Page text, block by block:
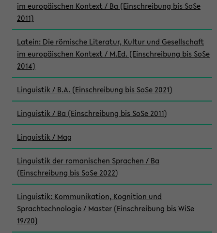
im europäischen Kontext / Ba (Einschreibung bis SoSe
2011)
Latein: Die römische Literatur, Kultur und Gesellschaft
im europäischen Kontext / M.Ed. (Einschreibung bis SoSe
2014)
Linguistik / B.A. (Einschreibung bis SoSe 2021)
Linguistik / Ba (Einschreibung bis SoSe 2011)
Linguistik / Mag
Linguistik der romanischen Sprachen / Ba
(Einschreibung bis SoSe 2022)
Linguistik: Kommunikation, Kognition und
Sprachtechnologie / Master (Einschreibung bis WiSe
19/20)